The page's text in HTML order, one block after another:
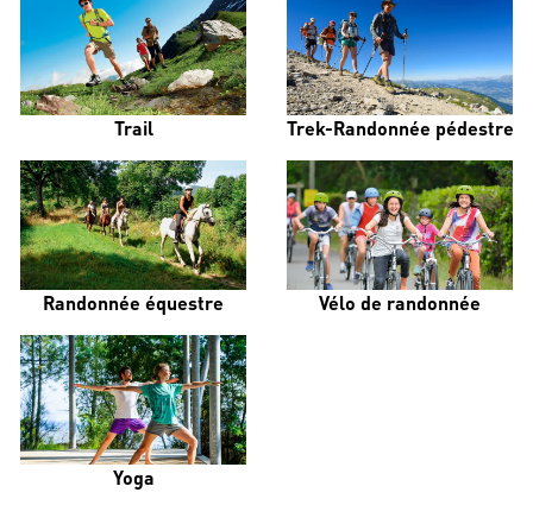
Trail Trek-Randonnée pédestre
Randonnée équestre Vélo de randonnée
Yoga